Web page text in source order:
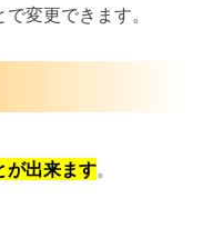
変更できます。
が出来ます。